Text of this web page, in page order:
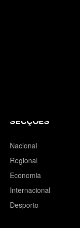
SECÇÕES
Nacional
Regional
Economia
Internacional
Desporto